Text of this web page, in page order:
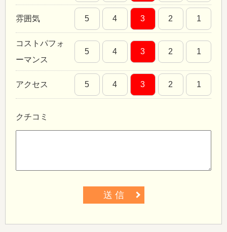
雰囲気 5 4 3 2 1
コストパフォ
ーマンス
5 4 3 2 1
アクセス 5 4 3 2 1
クチコミ
送 信